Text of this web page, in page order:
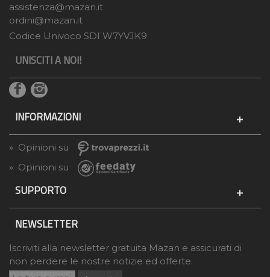
assistenza@mazan.it
ordini@mazan.it
Codice Univoco SDI W7YVJK9
UNISCITI A NOI!
INFORMAZIONI
» Opinioni su
» Opinioni su
SUPPORTO
NEWSLETTER
Iscriviti alla newsletter gratuita Mazan e assicurati di
non perdere le nostre notizie ed offerte.